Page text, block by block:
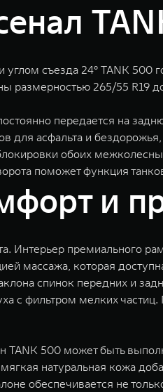
съезда 24° TANK
265/55 R19
передается на
асфальта и
обоих
поможет функция
и
Интерьер премиального
массажа, которая
спинок передних и
с фильтром мелких
TANK 500 может быть
натуральная кожа
обеспечивается не